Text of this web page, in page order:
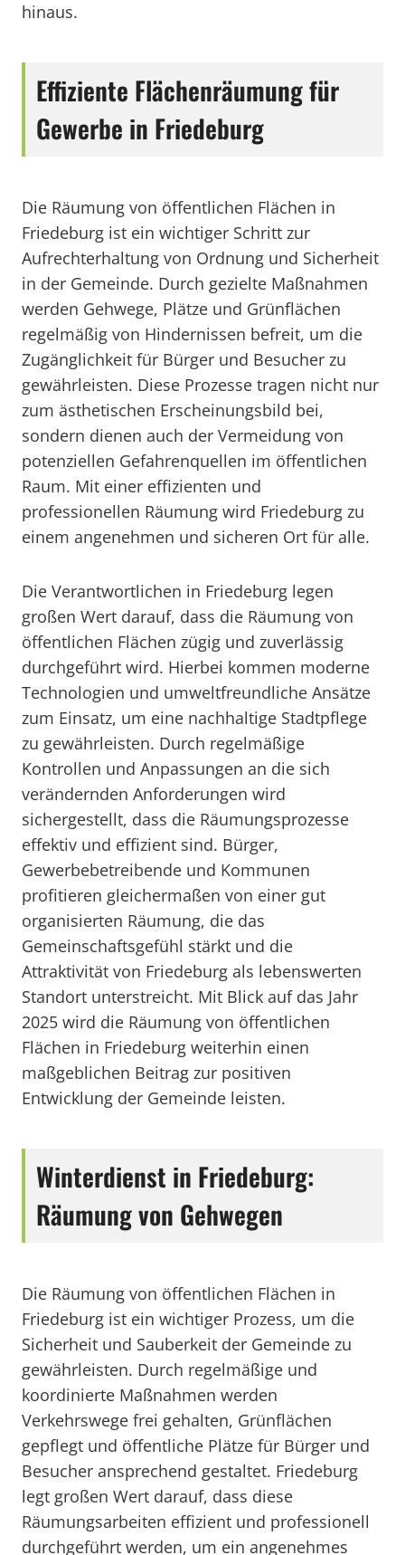
hinaus.
Effiziente Flächenräumung für
Gewerbe in Friedeburg
Die Räumung von öffentlichen Flächen in
Friedeburg ist ein wichtiger Schritt zur
Aufrechterhaltung von Ordnung und Sicherheit
in der Gemeinde. Durch gezielte Maßnahmen
werden Gehwege, Plätze und Grünflächen
regelmäßig von Hindernissen befreit, um die
Zugänglichkeit für Bürger und Besucher zu
gewährleisten. Diese Prozesse tragen nicht nur
zum ästhetischen Erscheinungsbild bei,
sondern dienen auch der Vermeidung von
potenziellen Gefahrenquellen im öffentlichen
Raum. Mit einer effizienten und
professionellen Räumung wird Friedeburg zu
einem angenehmen und sicheren Ort für alle.
Die Verantwortlichen in Friedeburg legen
großen Wert darauf, dass die Räumung von
öffentlichen Flächen zügig und zuverlässig
durchgeführt wird. Hierbei kommen moderne
Technologien und umweltfreundliche Ansätze
zum Einsatz, um eine nachhaltige Stadtpflege
zu gewährleisten. Durch regelmäßige
Kontrollen und Anpassungen an die sich
verändernden Anforderungen wird
sichergestellt, dass die Räumungsprozesse
effektiv und effizient sind. Bürger,
Gewerbebetreibende und Kommunen
profitieren gleichermaßen von einer gut
organisierten Räumung, die das
Gemeinschaftsgefühl stärkt und die
Attraktivität von Friedeburg als lebenswerten
Standort unterstreicht. Mit Blick auf das Jahr
2025 wird die Räumung von öffentlichen
Flächen in Friedeburg weiterhin einen
maßgeblichen Beitrag zur positiven
Entwicklung der Gemeinde leisten.
Winterdienst in Friedeburg:
Räumung von Gehwegen
Die Räumung von öffentlichen Flächen in
Friedeburg ist ein wichtiger Prozess, um die
Sicherheit und Sauberkeit der Gemeinde zu
gewährleisten. Durch regelmäßige und
koordinierte Maßnahmen werden
Verkehrswege frei gehalten, Grünflächen
gepflegt und öffentliche Plätze für Bürger und
Besucher ansprechend gestaltet. Friedeburg
legt großen Wert darauf, dass diese
Räumungsarbeiten effizient und professionell
durchgeführt werden, um ein angenehmes